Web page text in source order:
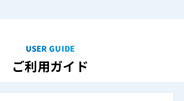
USER GUIDE
ご利用ガイド